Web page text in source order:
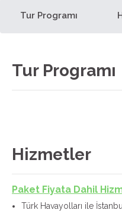
Tur Programı
Tur Programı
Hizmetler
Paket Fiyata Dahil
Türk Havayolları ile